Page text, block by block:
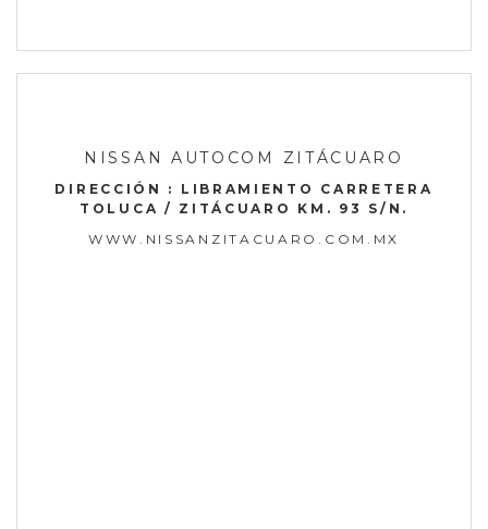
NISSAN AUTOCOM ZITÁCUARO
DIRECCIÓN : LIBRAMIENTO CARRETERA
TOLUCA / ZITÁCUARO KM. 93 S/N.
WWW.NISSANZITACUARO.COM.MX